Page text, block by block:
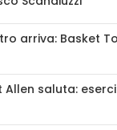
arriva: Basket
Allen saluta: